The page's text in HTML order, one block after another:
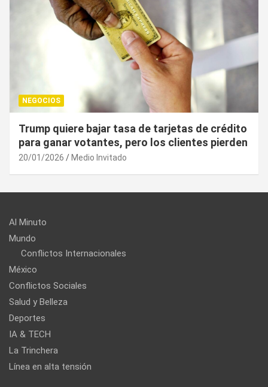
NEGOCIOS
¿Cuál es el “arma nuclear económica” que la
UE puede utilizar contra EU?
20/01/2026 Medio Invitado
Al Minuto
Mundo
Conflictos Internacionales
México
Conflictos Sociales
Salud y Belleza
Deportes
IA & TECH
La Trinchera
Línea en alta tensión